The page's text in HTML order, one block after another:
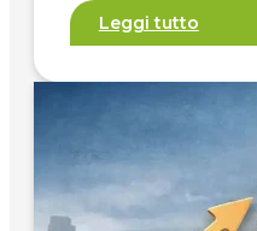
Leggi tutto